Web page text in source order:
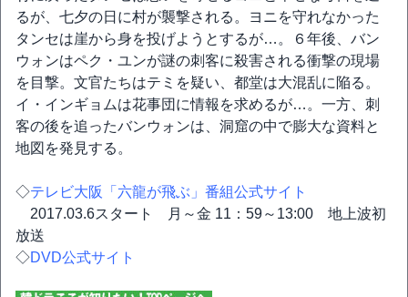
るが、七夕の日に村が襲撃される。ヨニを守れなかった
タンセは崖から身を投げようとするが…。６年後、バン
ウォンはペク・ユンが謎の刺客に殺害される衝撃の現場
を目撃。文官たちはテミを疑い、都堂は大混乱に陥る。
イ・インギョムは花事団に情報を求めるが…。一方、刺
客の後を追ったバンウォンは、洞窟の中で膨大な資料と
地図を発見する。
◇テレビ大阪「六龍が飛ぶ」番組公式サイト
2017.03.6スタート 月～金 11：59～13:00 地上波初
放送
◇DVD公式サイト